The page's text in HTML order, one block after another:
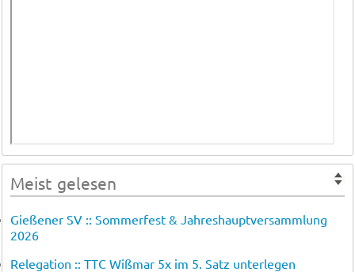
Meist gelesen
Gießener SV :: Sommerfest & Jahreshauptversammlung
2026
Relegation :: TTC Wißmar 5x im 5. Satz unterlegen